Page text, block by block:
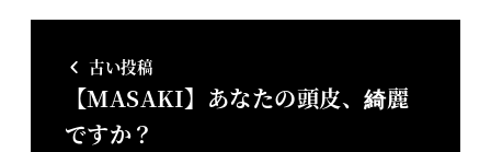
古い投稿
【MASAKI】あなたの頭皮、綺麗
ですか？